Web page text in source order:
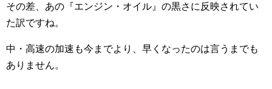
その差、あの『エンジン・オイル』の黒さに反映されてい
た訳ですね。
中・高速の加速も今までより、早くなったのは言うまでも
ありません。